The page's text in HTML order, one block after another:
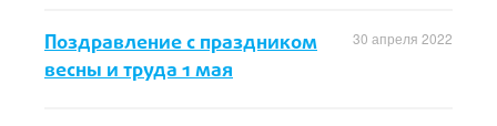
30 апреля 2022
Поздравление с праздником
весны и труда 1 мая